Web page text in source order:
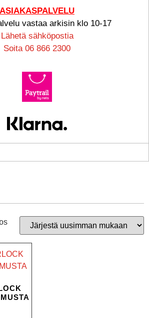
ASIAKASPALVELU
vastaa arkisin klo 10-17
Lähetä sähköpostia
Soita 06 866 2300